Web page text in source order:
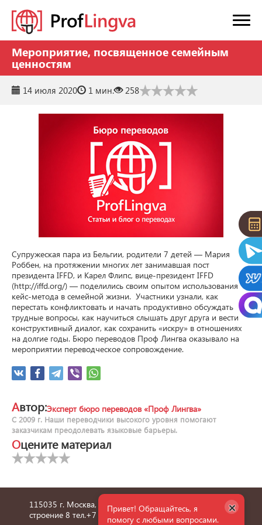
Мероприятие, посвященное семейным
ценностям
14 июля 2020 1 мин. 258
Супружеская пара из Бельгии, родители 7 детей — Мария
Роббен, на протяжении многих лет занимавшая пост
президента IFFD, и Карел Флипс, вице-президент IFFD
(http://iffd.org/) — поделились своим опытом использования
кейс-метода в семейной жизни.  Участники узнали, как
перестать конфликтовать и начать продуктивно обсуждать
трудные вопросы, как научиться слышать друг друга и вести
конструктивный диалог, как сохранить «искру» в отношениях
на долгие годы. Бюро переводов Проф Лингва оказывало на
мероприятии переводческое сопровождение.
Автор:Эксперт бюро переводов «Проф Лингва»
С 2009 г. Наши переводчики высокого уровня помогают
заказчикам преодолевать языковые барьеры.
Оцените материал
115035 г. Москва, улица Пятницкая, дом 6/1,
строение 8 тел.+7 495 660 36 24
Привет! Обращайтесь, я
помогу с любыми вопросами.
×